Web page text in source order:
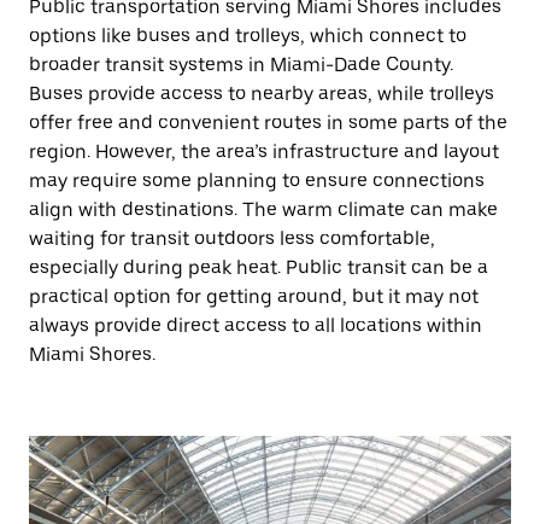
Public transportation serving Miami Shores includes
options like buses and trolleys, which connect to
broader transit systems in Miami-Dade County.
Buses provide access to nearby areas, while trolleys
offer free and convenient routes in some parts of the
region. However, the area’s infrastructure and layout
may require some planning to ensure connections
align with destinations. The warm climate can make
waiting for transit outdoors less comfortable,
especially during peak heat. Public transit can be a
practical option for getting around, but it may not
always provide direct access to all locations within
Miami Shores.